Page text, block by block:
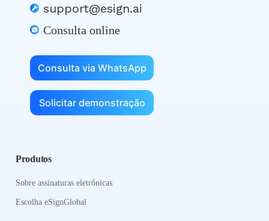
support@esign.ai
Consulta online
Consulta via WhatsApp
Solicitar demonstração
Produtos
Sobre assinaturas eletrônicas
Escolha eSignGlobal